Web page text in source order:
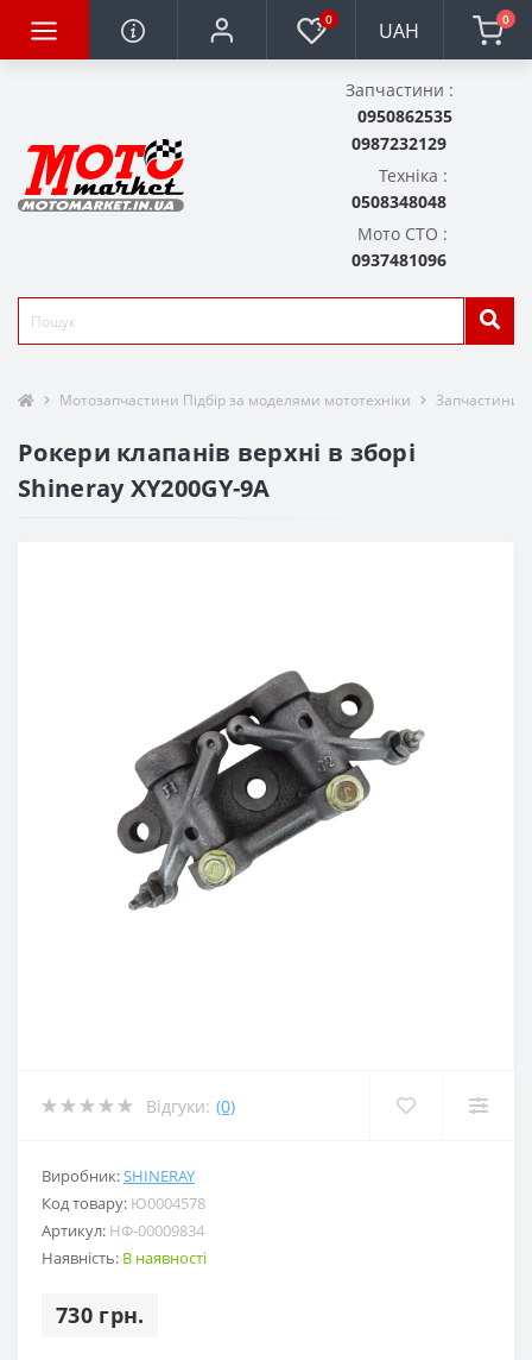
0 UAH 0
Запчастини :
0950862535
0987232129
Техніка :
0508348048
Мото СТО :
0937481096
Мотозапчастини Підбір за моделями мототехніки Запчастини
Рокери клапанів верхні в зборі
Shineray XY200GY-9A
Відгуки: (0)
Виробник:SHINERAY
Код товару: Ю0004578
Артикул: НФ-00009834
Наявність: В наявності
730 грн.